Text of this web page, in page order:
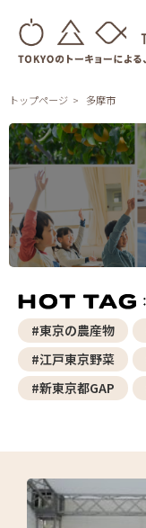
トップページ 多摩市
#東京の農産物
#江戸東京野菜
#新東京都GAP